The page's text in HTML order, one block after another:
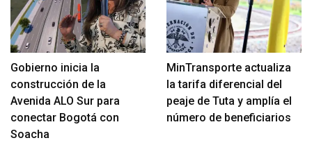
Gobierno inicia la
construcción de la
Avenida ALO Sur para
conectar Bogotá con
Soacha
MinTransporte actualiza
la tarifa diferencial del
peaje de Tuta y amplía el
número de beneficiarios